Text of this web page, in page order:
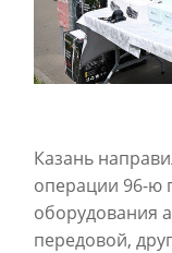
Казань
операции 96-ю
оборудования
передовой,